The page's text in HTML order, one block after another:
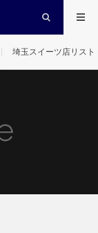
埼玉スイーツ店リスト